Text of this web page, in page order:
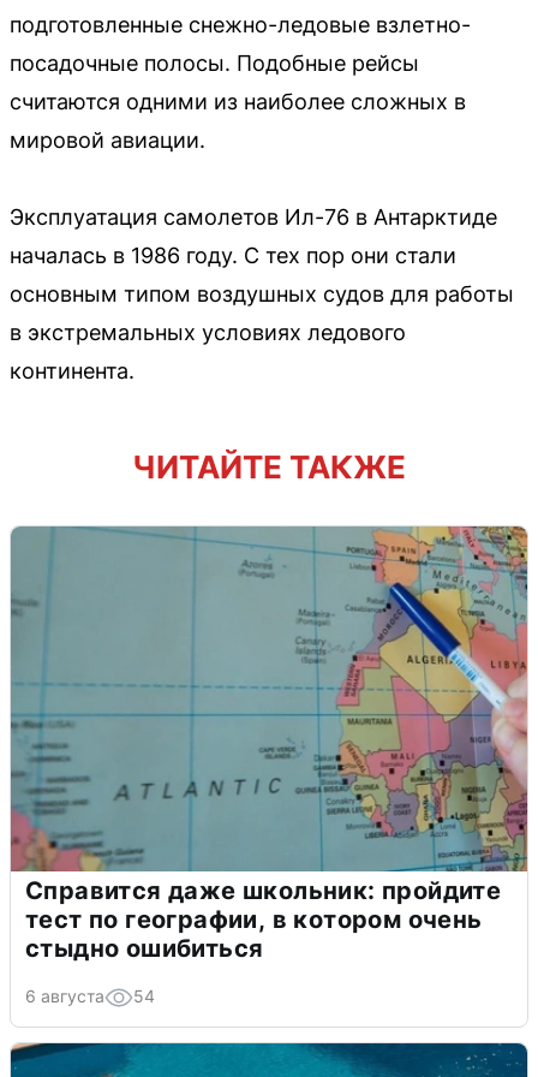
подготовленные снежно-ледовые взлетно-
посадочные полосы. Подобные рейсы
считаются одними из наиболее сложных в
мировой авиации.
Эксплуатация самолетов Ил-76 в Антарктиде
началась в 1986 году. С тех пор они стали
основным типом воздушных судов для работы
в экстремальных условиях ледового
континента.
ЧИТАЙТЕ ТАКЖЕ
Справится даже школьник: пройдите
тест по географии, в котором очень
стыдно ошибиться
6 августа 54